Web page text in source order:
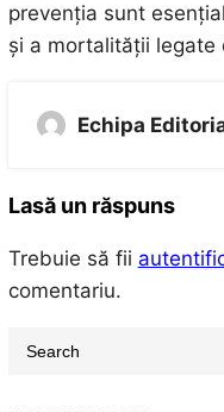
prevenția sunt
și a mortalității legate
Echipa
Lasă un răspuns
Trebuie să fii
comentariu.
a